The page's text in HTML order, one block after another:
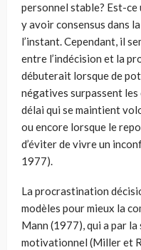
personnel stable? Est-ce
y avoir consensus dans
l’instant. Cependant, il
entre l’indécision et la
débuterait lorsque de
négatives surpassent les
délai qui se maintient
ou encore lorsque le
d’éviter de vivre un
1977).
La procrastination
modèles pour mieux la
Mann (1977), qui a par
motivationnel (Miller et